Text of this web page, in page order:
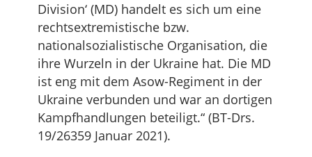
Division‘ (MD) handelt es sich um eine
rechtsextremistische bzw.
nationalsozialistische Organisation, die
ihre Wurzeln in der Ukraine hat. Die MD
ist eng mit dem Asow-Regiment in der
Ukraine verbunden und war an dortigen
Kampfhandlungen beteiligt.“ (BT-Drs.
19/26359 Januar 2021).